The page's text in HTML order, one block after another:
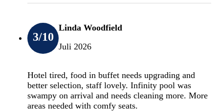
3/10
Linda Woodfield
Juli 2026
Hotel tired, food in buffet needs upgrading and
better selection, staff lovely. Infinity pool was
swampy on arrival and needs cleaning more. More
areas needed with comfy seats.